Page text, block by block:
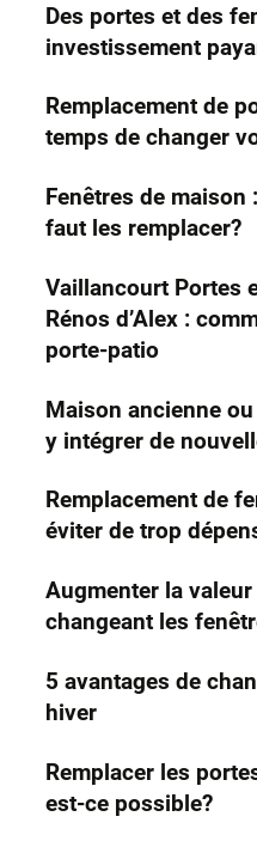
Des portes et des
investissement
Remplacement de
temps de changer
Fenêtres de
faut les remplacer?
Vaillancourt Portes
Rénos d’Alex :
porte-patio
Maison ancienne
y intégrer de
Remplacement de
éviter de trop
Augmenter la
changeant les
5 avantages de
hiver
Remplacer les
est-ce possible?